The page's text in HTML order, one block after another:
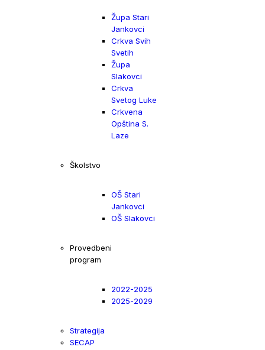
Župa Stari
Jankovci
Crkva Svih
Svetih
Župa
Slakovci
Crkva
Svetog Luke
Crkvena
Opština S.
Laze
Školstvo
OŠ Stari
Jankovci
OŠ Slakovci
Provedbeni
program
2022-2025
2025-2029
Strategija
SECAP